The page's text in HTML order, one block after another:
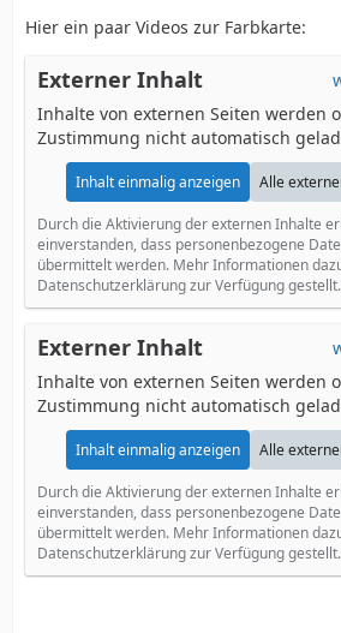
Hier ein paar Videos zur Farbkarte:
Externer Inhalt
Inhalte von externen Seiten werden
Zustimmung nicht automatisch
Inhalt einmalig anzeigen Alle
Durch die Aktivierung der externen Inhalte
einverstanden, dass personenbezogene
übermittelt werden. Mehr Informationen
Datenschutzerklärung zur Verfügung gestellt.
Externer Inhalt
Inhalte von externen Seiten werden
Zustimmung nicht automatisch
Inhalt einmalig anzeigen Alle
Durch die Aktivierung der externen Inhalte
einverstanden, dass personenbezogene
übermittelt werden. Mehr Informationen
Datenschutzerklärung zur Verfügung gestellt.